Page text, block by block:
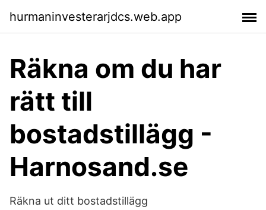
hurmaninvesterarjdcs.web.app
Räkna om du har
rätt till
bostadstillägg -
Harnosand.se
Räkna ut ditt bostadstillägg